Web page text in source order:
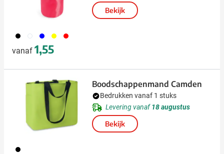
001 002 005 006 008
vanaf 1,55
Bekijk
001
Boodschappenmand Camden
Bedrukken vanaf 1 stuks
Levering vanaf18 augustus
Bekijk